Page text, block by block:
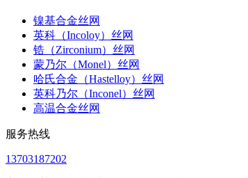
镍基合金丝网
英科（Incoloy）丝网
锆（Zirconium）丝网
蒙乃尔（Monel）丝网
哈氏合金（Hastelloy）丝网
英科乃尔（Inconel）丝网
高温合金丝网
服务热线
13703187202